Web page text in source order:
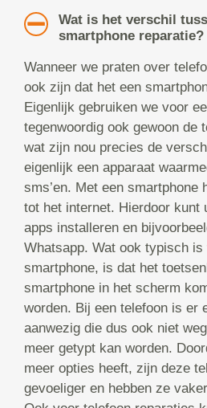
Wat is het verschil
smartphone reparatie?
Wanneer we praten over
ook zijn dat het een
Eigenlijk gebruiken we voor
tegenwoordig ook gewoon de
wat zijn nou precies de
eigenlijk een apparaat
sms’en. Met een smartphone
tot het internet. Hierdoor kunt
apps installeren en
Whatsapp. Wat ook typisch is
smartphone, is dat het
smartphone in het scherm
worden. Bij een telefoon is er
aanwezig die dus ook niet
meer getypt kan worden.
meer opties heeft, zijn deze
gevoeliger en hebben ze